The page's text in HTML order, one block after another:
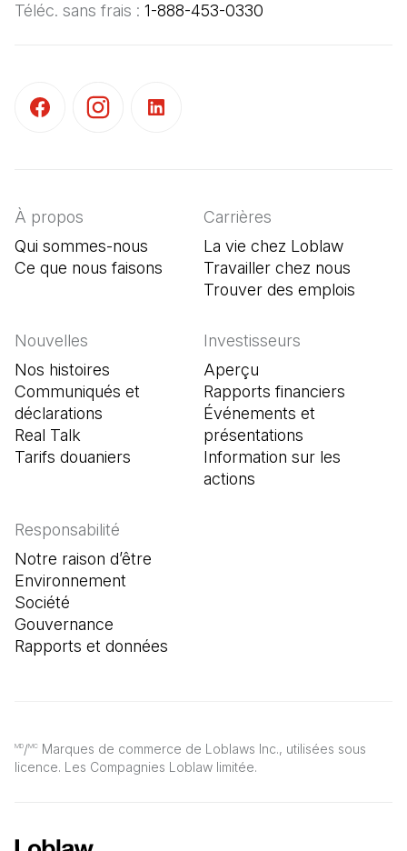
Téléc. sans frais : 1-888-453-0330
MD/MC Marques de commerce de Loblaws Inc., utilisées sous
licence. Les Compagnies Loblaw limitée.
À propos
Qui sommes-nous
Ce que nous faisons
Carrières
La vie chez Loblaw
Travailler chez nous
Trouver des emplois
Nouvelles
Nos histoires
Communiqués et
déclarations
Real Talk
Tarifs douaniers
Investisseurs
Aperçu
Rapports financiers
Événements et
présentations
Information sur les
actions
Responsabilité
Notre raison d’être
Environnement
Société
Gouvernance
Rapports et données